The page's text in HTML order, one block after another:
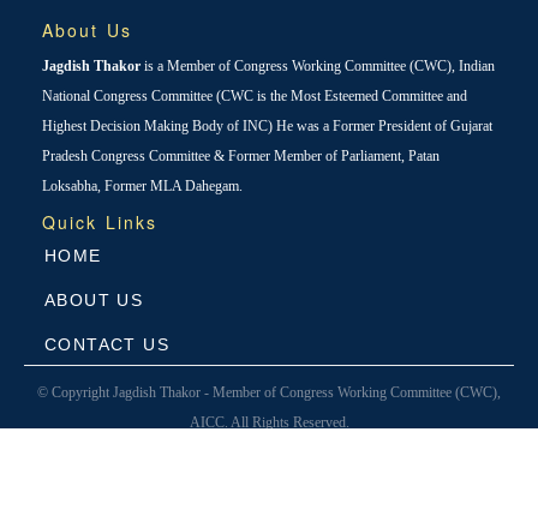
About Us
Jagdish Thakor is a Member of Congress Working Committee (CWC), Indian
National Congress Committee (CWC is the Most Esteemed Committee and
Highest Decision Making Body of INC) He was a Former President of Gujarat
Pradesh Congress Committee & Former Member of Parliament, Patan
Loksabha, Former MLA Dahegam.
Quick Links
HOME
ABOUT US
CONTACT US
© Copyright Jagdish Thakor - Member of Congress Working Committee (CWC),
AICC. All Rights Reserved.